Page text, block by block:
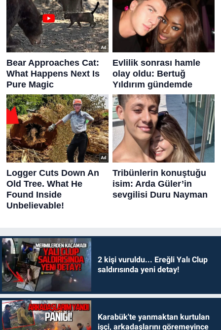
2 kişi vuruldu... Ereğli Yalı Clup
saldırısında yeni detay!
Karabük'te yanmaktan kurtulan
işçi, arkadaşlarını göremeyince